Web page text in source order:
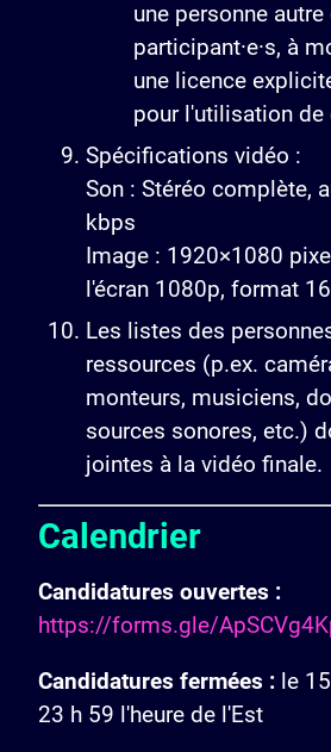
une personne autre
participant·e·s, à
une licence
pour l'utilisation
Spécifications vidéo :
Son : Stéréo complète,
kbps
Image : 1920×1080
l'écran 1080p, format
Les listes des
ressources (p.ex.
monteurs, musiciens,
sources sonores, etc.)
jointes à la vidéo finale.
Calendrier
Candidatures ouvertes :
https://forms.gle/
Candidatures fermées : le
23 h 59 l'heure de l'Est